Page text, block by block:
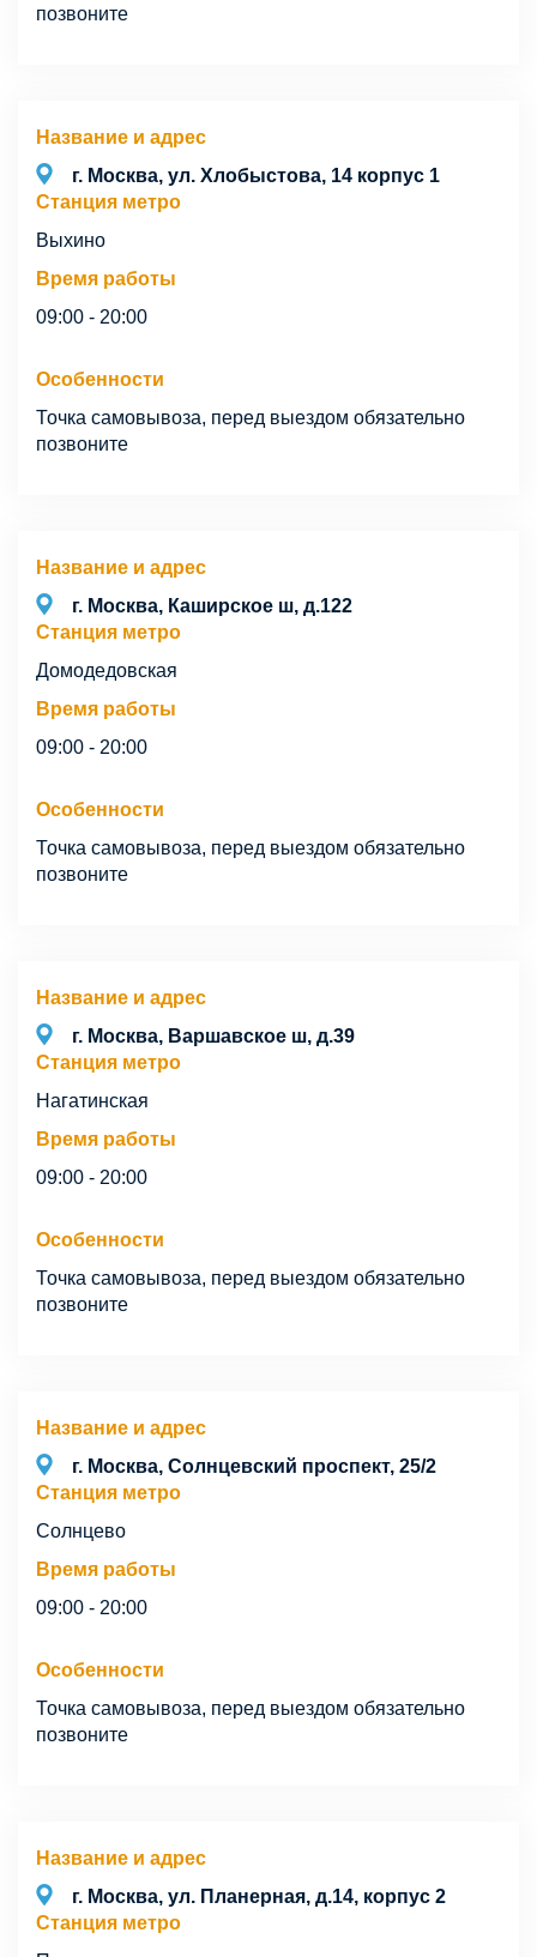
позвоните
Название и адрес
г. Москва, ул. Хлобыстова, 14 корпус 1
Станция метро
Выхино
Время работы
09:00 - 20:00
Особенности
Точка самовывоза, перед выездом обязательно
позвоните
Название и адрес
г. Москва, Каширское ш, д.122
Станция метро
Домодедовская
Время работы
09:00 - 20:00
Особенности
Точка самовывоза, перед выездом обязательно
позвоните
Название и адрес
г. Москва, Варшавское ш, д.39
Станция метро
Нагатинская
Время работы
09:00 - 20:00
Особенности
Точка самовывоза, перед выездом обязательно
позвоните
Название и адрес
г. Москва, Солнцевский проспект, 25/2
Станция метро
Солнцево
Время работы
09:00 - 20:00
Особенности
Точка самовывоза, перед выездом обязательно
позвоните
Название и адрес
г. Москва, ул. Планерная, д.14, корпус 2
Станция метро